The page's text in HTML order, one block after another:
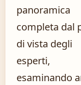
panoramica
completa dal
di vista degli
esperti,
esaminando